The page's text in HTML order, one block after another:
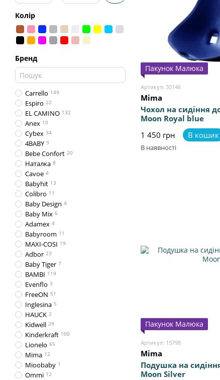
Пакунок Малюка
Артикул: 30146
Mima
Чохол на сидіння
Moon Royal blue
1 450 грн
В кошик
В наявності
Пакунок Малюка
Артикул: 15798
Mima
Подушка на
Moon Silver
Колір
Бренд
Carrello 149
Espiro 22
EL CAMINO 132
Anex 10
Cybex 34
4BABY 9
Bebe Confort 20
Наталка 8
Cavoe 4
Babyhit 13
Colibro 11
Baby Design 4
Baby Mix 6
Adamex 4
Babyroom 11
MAXI-COSI 19
Adbor 23
Baby Tiger 7
BAMBI 119
Evenflo 3
FreeON 51
Inglesina 5
HAUCK 2
Kidwell 29
Kinderkraft 100
Lionelo 65
Mima 12
Mioobaby 1
Ommi 12